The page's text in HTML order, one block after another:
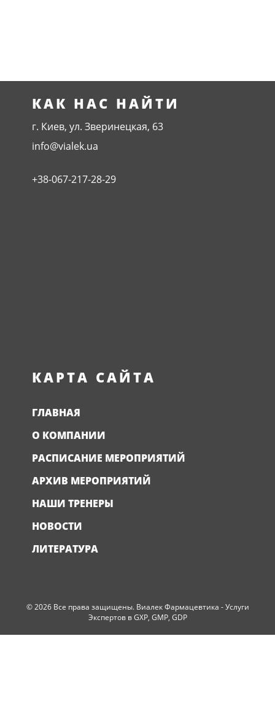
КАК НАС НАЙТИ
г. Киев, ул. Зверинецкая, 63
info@vialek.ua
+38-067-217-28-29
КАРТА САЙТА
ГЛАВНАЯ
О КОМПАНИИ
РАСПИСАНИЕ МЕРОПРИЯТИЙ
АРХИВ МЕРОПРИЯТИЙ
НАШИ ТРЕНЕРЫ
НОВОСТИ
ЛИТЕРАТУРА
© 2026 Все права защищены. Виалек Фармацевтика - Услуги
Экспертов в GXP, GMP, GDP